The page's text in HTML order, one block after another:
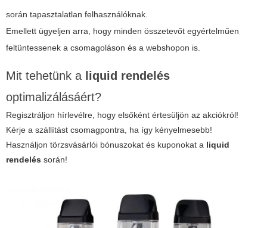
során tapasztalatlan felhasználóknak.
Emellett ügyeljen arra, hogy minden összetevőt egyértelműen
feltüntessenek a csomagoláson és a webshopon is.
Mit tehetünk a liquid rendelés
optimalizálásáért?
Regisztráljon hírlevélre, hogy elsőként értesüljön az akciókról!
Kérje a szállítást csomagpontra, ha így kényelmesebb!
Használjon törzsvásárlói bónuszokat és kuponokat a liquid
rendelés során!